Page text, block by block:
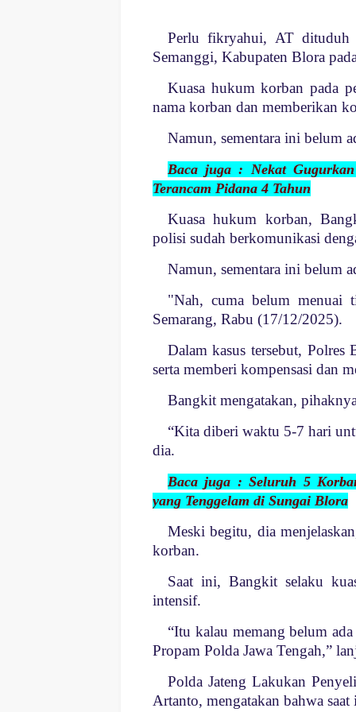
Perlu fikryahui, AT dituduh
Semanggi, Kabupaten Blora
Kuasa hukum korban pada
nama korban dan memberikan
Namun, sementara ini belum
Baca juga : Nekat
Terancam Pidana 4 Tahun
Kuasa hukum korban,
polisi sudah berkomunikasi
Namun, sementara ini belum
"Nah, cuma belum
Semarang, Rabu (17/12/2025).
Dalam kasus tersebut, Polres
serta memberi kompensasi dan
Bangkit mengatakan,
“Kita diberi waktu 5-7 hari
dia.
Baca juga : Seluruh 5
yang Tenggelam di Sungai Blora
Meski begitu, dia
korban.
Saat ini, Bangkit selaku
intensif.
“Itu kalau memang belum
Propam Polda Jawa Tengah,”
Polda Jateng Lakukan
Artanto, mengatakan bahwa